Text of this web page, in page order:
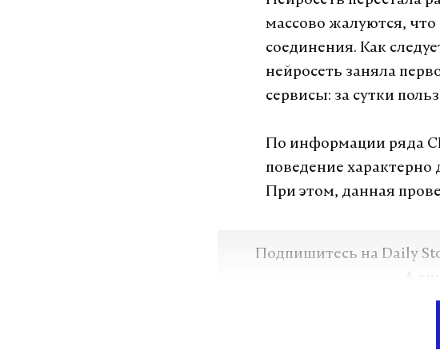
Анна Иванова журналист
массово жалуются, что
соединения. Как
нейросеть заняла
сервисы: за сутки
По информации ряда
поведение
При этом, данная
Подпишитесь на Daily
А